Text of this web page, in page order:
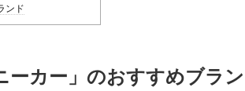
ンド
ーカー」のおすすめブラ